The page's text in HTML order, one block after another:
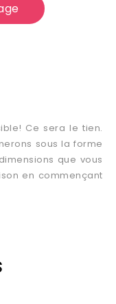
Ce sera le tien.
sous la forme
que vous
en commençant